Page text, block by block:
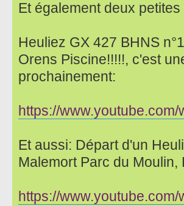
Et également deux
Heuliez GX 427 BHNS
Orens Piscine!!!!!, c'est
prochainement:
https://
Et aussi: Départ d'un
Malemort Parc du
https://